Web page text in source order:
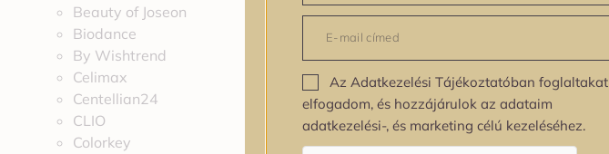
Beauty of Joseon
Biodance
By Wishtrend
Celimax
Centellian24
CLIO
Colorkey
Az Adatkezelési Tájékoztatóban foglaltakat
elfogadom, és hozzájárulok az adataim
adatkezelési-, és marketing célú kezeléséhez.